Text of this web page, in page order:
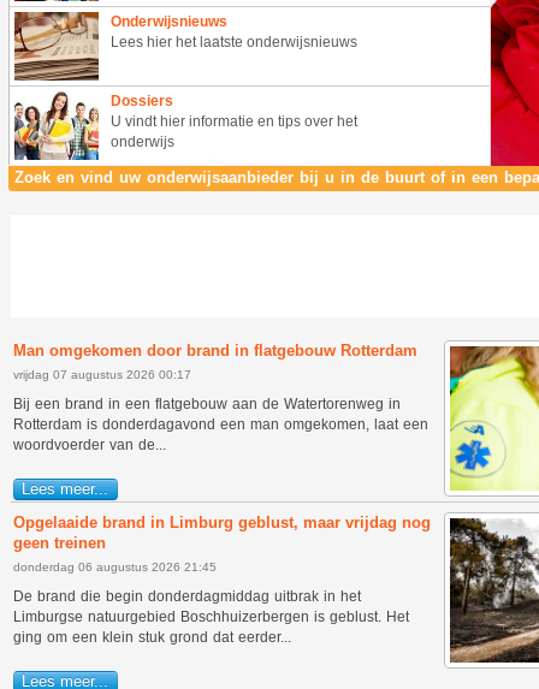
Onderwijsnieuws
Lees hier het laatste onderwijsnieuws
Dossiers
U vindt hier informatie en tips over het
onderwijs
Zoek en vind uw onderwijsaanbieder bij u in de buurt of in een
Man omgekomen door brand in flatgebouw Rotterdam
vrijdag 07 augustus 2026 00:17
Bij een brand in een flatgebouw aan de Watertorenweg in
Rotterdam is donderdagavond een man omgekomen, laat een
woordvoerder van de...
Lees meer...
Opgelaaide brand in Limburg geblust, maar vrijdag nog
geen treinen
donderdag 06 augustus 2026 21:45
De brand die begin donderdagmiddag uitbrak in het
Limburgse natuurgebied Boschhuizerbergen is geblust. Het
ging om een klein stuk grond dat eerder...
Lees meer...